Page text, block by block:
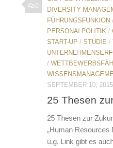
0
DIVERSITY
FÜHRUNGSFUNKION
PERSONALPOLITIK /
START-UP / STUDIE /
/
SEPTEMBER 10, 2015
25 Thesen
25 Thesen zur
„Human Resources
u.g. Link gibt es